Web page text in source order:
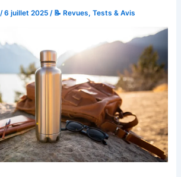
/6 juillet 2025 / 📝 Revues, Tests & Avis